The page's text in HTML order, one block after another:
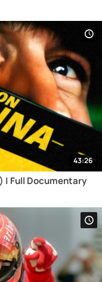
43:26
| Full Documentary